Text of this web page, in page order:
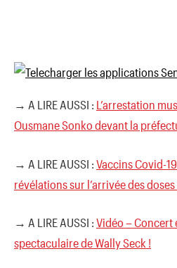
→ A LIRE AUSSI : L’arrestation
Ousmane Sonko devant la
→ A LIRE AUSSI : Vaccins Covid-
révélations sur l’arrivée des
→ A LIRE AUSSI : Vidéo – Concert
spectaculaire de Wally Seck !